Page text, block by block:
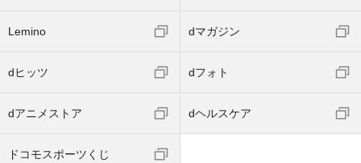
Lemino dマガジン
dヒッツ dフォト
dアニメストア dヘルスケア
ドコモスポーツくじ